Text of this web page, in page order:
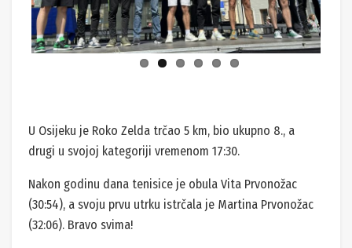
U Osijeku je Roko Zelda trčao 5 km, bio ukupno 8., a
drugi u svojoj kategoriji vremenom 17:30.
Nakon godinu dana tenisice je obula Vita Prvonožac
(30:54), a svoju prvu utrku istrčala je Martina Prvonožac
(32:06). Bravo svima!